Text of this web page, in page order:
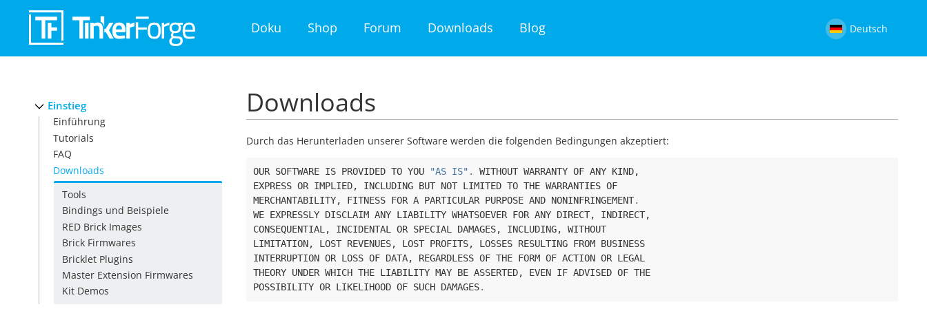
Doku Shop Forum Downloads Blog Deutsch
Einstieg
Einführung
Tutorials
FAQ
Downloads
Tools
Bindings und Beispiele
RED Brick Images
Brick Firmwares
Bricklet Plugins
Master Extension Firmwares
Kit Demos
Downloads
Durch das Herunterladen unserer Software werden die folgenden Bedingungen akzeptiert:
OUR SOFTWARE IS PROVIDED TO YOU "AS IS" . WITHOUT WARRANTY OF ANY KIND,
EXPRESS OR IMPLIED, INCLUDING BUT NOT LIMITED TO THE WARRANTIES OF
MERCHANTABILITY, FITNESS FOR A PARTICULAR PURPOSE AND NONINFRINGEMENT.
WE EXPRESSLY DISCLAIM ANY LIABILITY WHATSOEVER FOR ANY DIRECT, INDIRECT,
CONSEQUENTIAL , INCIDENTAL OR SPECIAL DAMAGES, INCLUDING,
WITHOUT
LIMITATION, LOST REVENUES, LOST PROFITS, LOSSES RESULTING FROM BUSINESS
INTERRUPTION OR LOSS OF DATA, REGARDLESS OF THE FORM OF ACTION OR LEGAL
THEORY UNDER WHICH THE LIABILITY MAY BE ASSERTED, EVEN IF ADVISED OF THE
POSSIBILITY OR LIKELIHOOD OF SUCH DAMAGES.